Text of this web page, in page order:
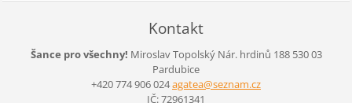
Kontakt
Šance pro všechny! Miroslav TopolskýNár. hrdinů 188530 03
Pardubice
+420 774 906 024agatea@seznam.cz
IČ: 72961341